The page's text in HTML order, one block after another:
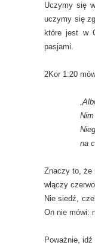
Uczymy się
uczymy się
które jest w
pasjami.
2Kor 1:20
„
na
Znaczy to, że
włączy
Nie siedź,
On nie mówi:
Poważnie,